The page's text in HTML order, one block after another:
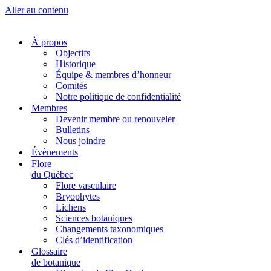
Aller au contenu
À propos
Objectifs
Historique
Équipe & membres d’honneur
Comités
Notre politique de confidentialité
Membres
Devenir membre ou renouveler
Bulletins
Nous joindre
Évènements
Flore
du Québec
Flore vasculaire
Bryophytes
Lichens
Sciences botaniques
Changements taxonomiques
Clés d’identification
Glossaire
de botanique